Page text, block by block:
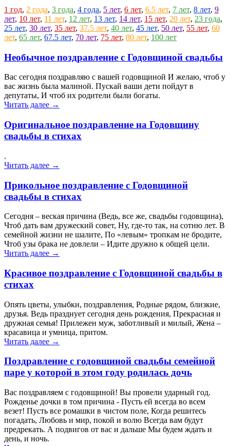
1 год, 2 года, 3 года, 4 года, 5 лет, 6 лет, 6.5 лет, 7 лет, 8 лет, 9
лет, 10 лет, 11 лет, 12 лет, 13 лет, 14 лет, 15 лет, 20 лет, 23 года,
25 лет, 30 лет, 35 лет, 37.5 лет, 40 лет, 45 лет, 50 лет, 55 лет, 60
лет, 65 лет, 67.5 лет, 70 лет, 75 лет, 80 лет, 100 лет
Необычное поздравление с Годовщиной свадьбы
Вас сегодня поздравляю с вашей годовщиной И желаю, чтоб у
вас жизнь была малиной. Пускай ваши дети пойдут в
депутаты, И чтоб их родители были богаты.
Читать далее →
Оригинальное поздравление на Годовщину
свадьбы в стихах
.
Читать далее →
Прикольное поздравление с Годовщиной
свадьбы в стихах
Сегодня – веская причина (Ведь, все же, свадьбы годовщина),
Чтоб дать вам дружеский совет, Ну, где-то так, на сотню лет. В
семейной жизни не шалите, По «левым» тропкам не бродите,
Чтоб узы брака не довлели – Идите дружно к общей цели.
Читать далее →
Красивое поздравление с Годовщиной свадьбы в
стихах
Опять цветы, улыбки, поздравления, Родные рядом, близкие,
друзья. Ведь празднует сегодня день рождения, Прекрасная и
дружная семья! Прилежен муж, заботливый и милый, Жена –
красавица и умница, притом.
Читать далее →
Поздравление с годовщиной свадьбы семейной
паре у которой в этом году родилась дочь
Вас поздравляем с годовщиной! Вы провели ударный год.
Рожденье дочки в том причина - Пусть ей всегда во всем
везет! Пусть все ромашки в чистом поле, Когда решитесь
погадать, Любовь и мир, покой и волю Всегда вам будут
предрекать. А подвигов от вас и дальше Мы будем ждать и
день, и ночь.